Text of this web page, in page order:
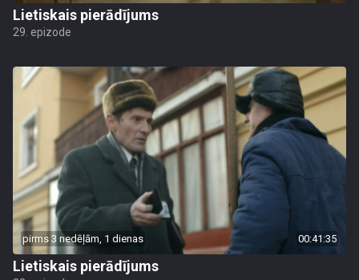
Lietiskais pierādījums
29. epizode
pirms 3 nedēļām, 1 dienas 00:41:35
Lietiskais pierādījums